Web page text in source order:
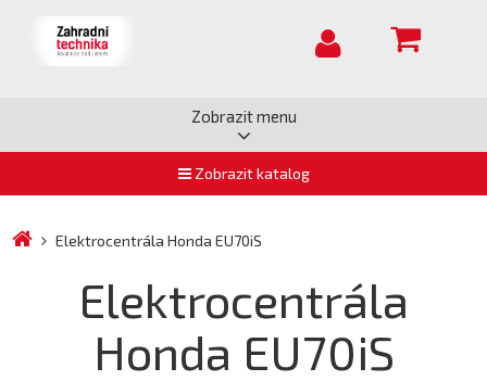
Zobrazit menu
Zobrazit katalog
Elektrocentrála Honda EU70iS
Elektrocentrála
Honda EU70iS